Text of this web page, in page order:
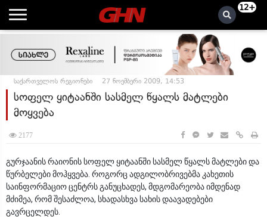
12+
საქართველოს რეგიონები 27 ნოემბერი 2009, 14:53
სოფელ ყიტაანში სასმელ წყალს მატლები
მოყვება
2177
გურჯაანის რაიონის სოფელ ყიტაანში სასმელ წყალს მატლები და
წურბელები მოჰყვება. როგორც ადგილობრივებმა კახეთის
საინფორმაციო ცენტრს განუცხადეს, მდგომარეობა იმდენად
მძიმეა, რომ შესაძლოა, სხადასხვა სახის დაავადებები
გავრცელდეს.